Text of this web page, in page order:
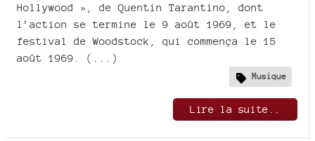
Hollywood », de Quentin Tarantino, dont
l’action se termine le 9 août 1969, et le
festival de Woodstock, qui commença le 15
août 1969. (...)
Musique
Lire la suite..